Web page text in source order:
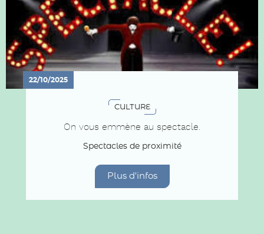
22/10/2025
CULTURE
On vous emmène au spectacle.
Spectacles de proximité
Plus d'infos